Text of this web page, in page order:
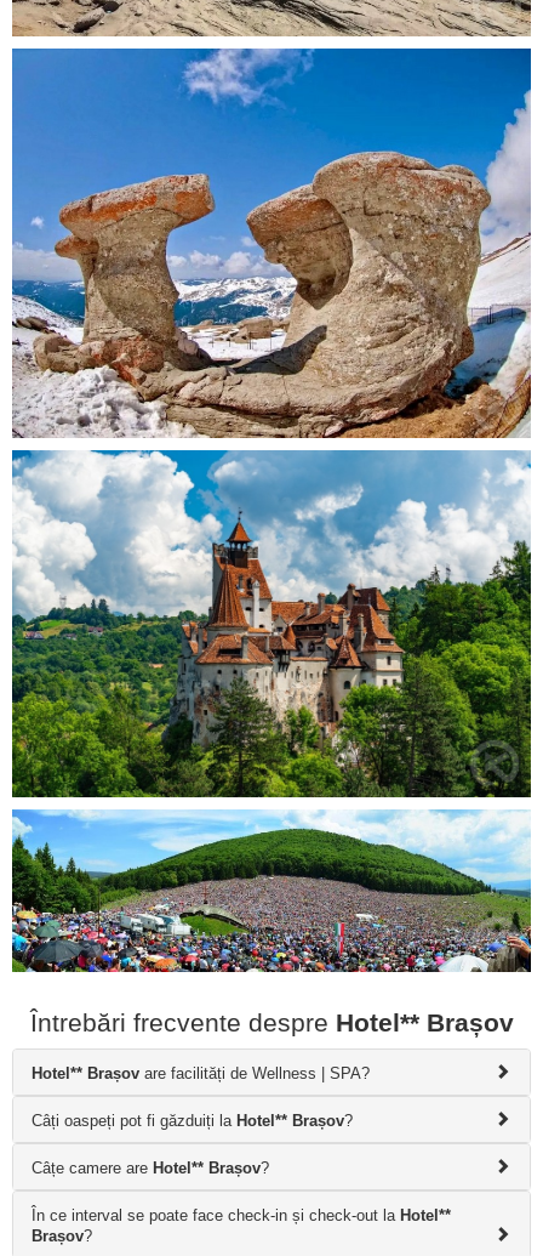
Întrebări frecvente despre Hotel** Brașov
Hotel** Brașov are facilități de Wellness | SPA?
Câți oaspeți pot fi găzduiți la Hotel** Brașov?
Câțe camere are Hotel** Brașov?
În ce interval se poate face check-in și check-out la Hotel**
Brașov?